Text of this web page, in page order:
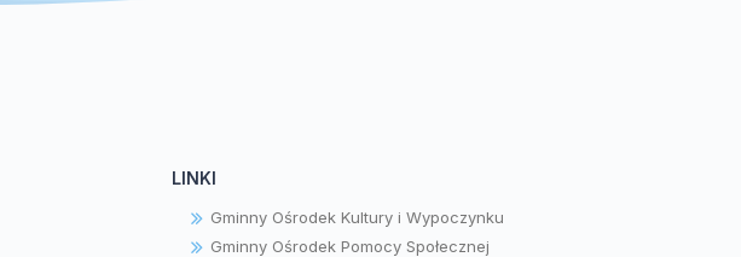
LINKI
Gminny Ośrodek Kultury i Wypoczynku
Gminny Ośrodek Pomocy Społecznej